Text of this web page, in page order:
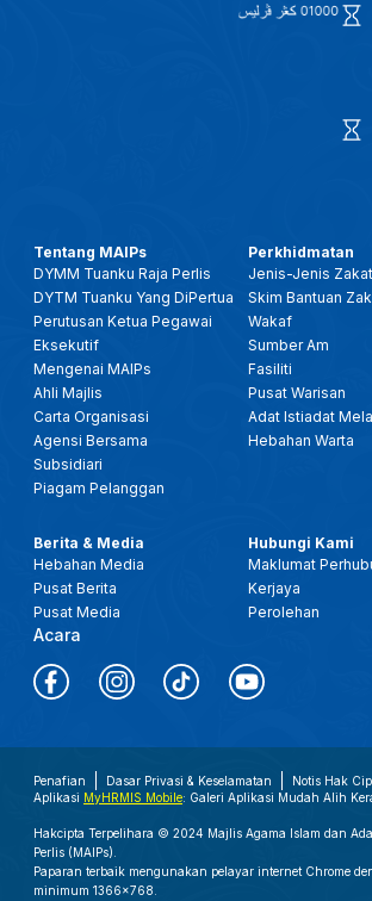
Tentang MAIPs
DYMM Tuanku Raja Perlis
DYTM Tuanku Yang DiPertua
Perutusan Ketua Pegawai
Eksekutif
Mengenai MAIPs
Ahli Majlis
Carta Organisasi
Agensi Bersama
Subsidiari
Piagam Pelanggan
Perkhidmatan
Jenis-Jenis Zakat
Skim Bantuan
Wakaf
Sumber Am
Fasiliti
Pusat Warisan
Adat Istiadat
Hebahan Warta
Berita & Media
Hebahan Media
Pusat Berita
Pusat Media
Acara
Hubungi Kami
Maklumat
Kerjaya
Perolehan
Penafian Dasar Privasi & Keselamatan
Notis Hak
Aplikasi MyHRMIS Mobile: Galeri Aplikasi Mudah Alih
Hakcipta Terpelihara © 2024 Majlis Agama Islam dan
Perlis (MAIPs).
Paparan terbaik mengunakan pelayar internet Chrome
minimum 1366x768.